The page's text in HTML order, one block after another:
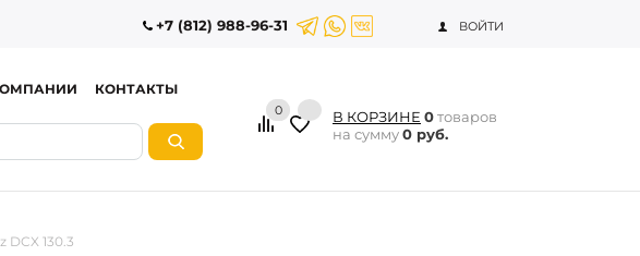
+7 (812) 988-96-31 ВОЙТИ
КОНТАКТЫ
0 В КОРЗИНЕ 0товаров
на сумму0 руб.
DCX 130.3